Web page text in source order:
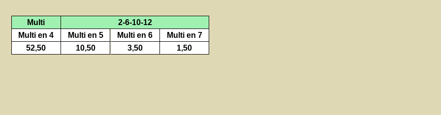
Multi
2-6-10-12
Multi en 4
Multi en 5 Multi en 6
Multi en 7
52,50
10,50 3,50 1,50